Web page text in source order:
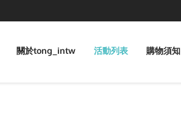
關於tong_intw 活動列表 購物須知